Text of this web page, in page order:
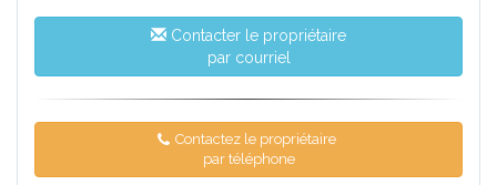
Contacter le propriétaire
par courriel
Contactez le propriétaire
par téléphone